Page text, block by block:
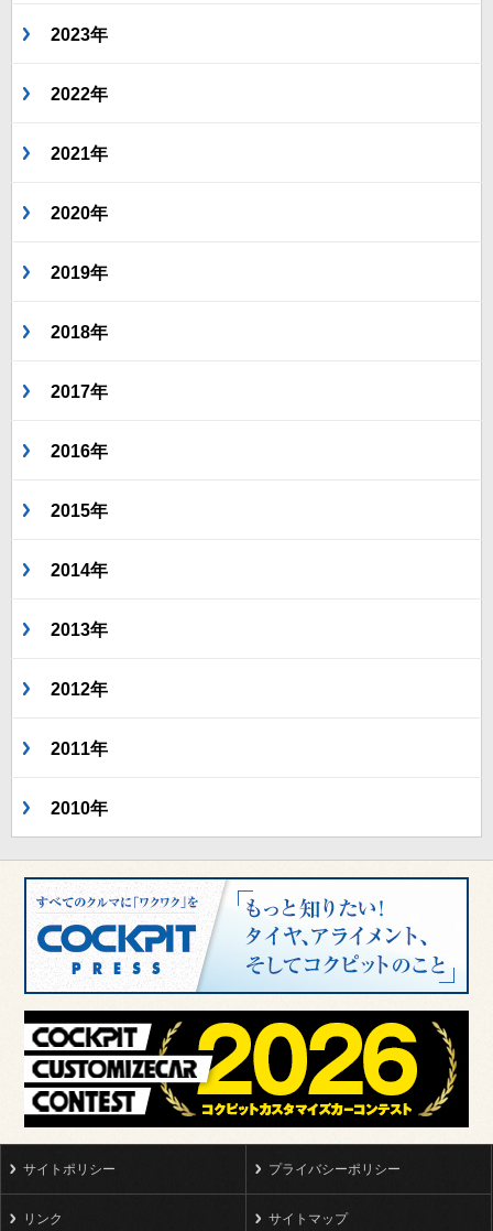
2023年
2022年
2021年
2020年
2019年
2018年
2017年
2016年
2015年
2014年
2013年
2012年
2011年
2010年
サイトポリシー プライバシーポリシー
リンク サイトマップ